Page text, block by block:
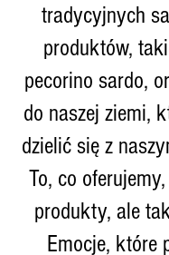
tradycyjnych
produktów,
pecorino sardo,
do naszej ziemi,
dzielić się z
To, co
produkty, ale
Emocje, które